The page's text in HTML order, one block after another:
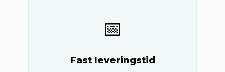
📅
Fast leveringstid